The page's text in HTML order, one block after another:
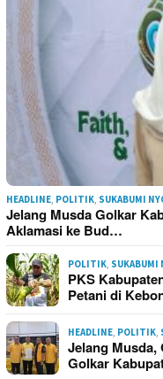
HEADLINE, POLITIK, SUKABUMI
Jelang Musda Golkar
Aklamasi ke Bud…
POLITIK, SUKABUMI
PKS
Petani di
HEADLINE, POLITIK,
Jelang Musda,
Golkar